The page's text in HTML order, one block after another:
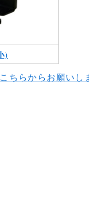
)
ちらからお願い